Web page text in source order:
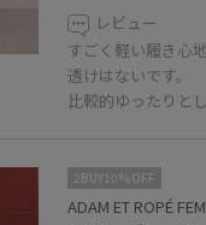
レビュー
すごく軽い履き心
透けはないです。
比較的ゆったりと
2BUY10%OFF
ADAM ET ROPÉ